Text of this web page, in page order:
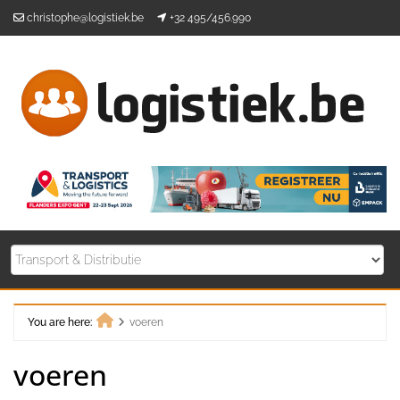
christophe@logistiek.be +32 495/456.990
You are here:
voeren
voeren